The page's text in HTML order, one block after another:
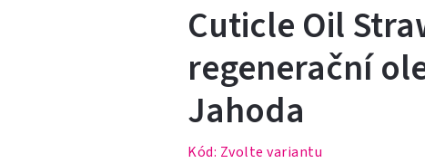
Cuticle Oil
regenerační
Jahoda
Kód: Zvolte variantu